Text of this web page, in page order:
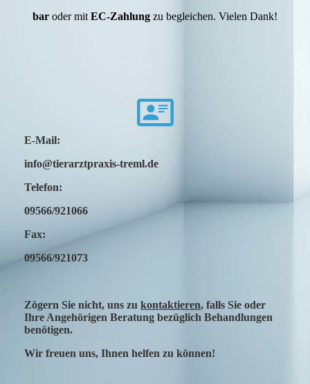
bar oder mit EC-Zahlung zu begleichen. Vielen Dank!
E-Mail:
info@tierarztpraxis-treml.de
Telefon:
09566/921066
Fax:
09566/921073
Zögern Sie nicht, uns zu kontaktieren, falls Sie oder
Ihre Angehörigen Beratung bezüglich Behandlungen
benötigen.
Wir freuen uns, Ihnen helfen zu können!